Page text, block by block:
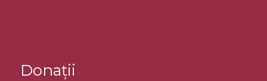
Donații